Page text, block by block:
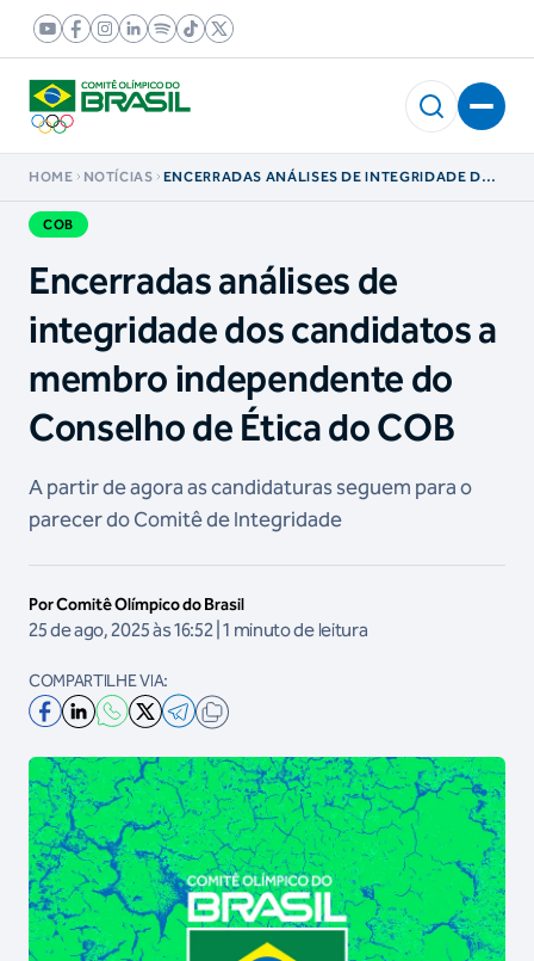
HOME NOTÍCIAS
ENCERRADAS ANÁLISES DE INTEGRIDADE DOS
COB
Encerradas análises de
integridade dos candidatos a
membro independente do
Conselho de Ética do COB
A partir de agora as candidaturas seguem para o
parecer do Comitê de Integridade
Por Comitê Olímpico do Brasil
25 de ago, 2025 às 16:52 | 1 minuto de leitura
COMPARTILHE VIA: